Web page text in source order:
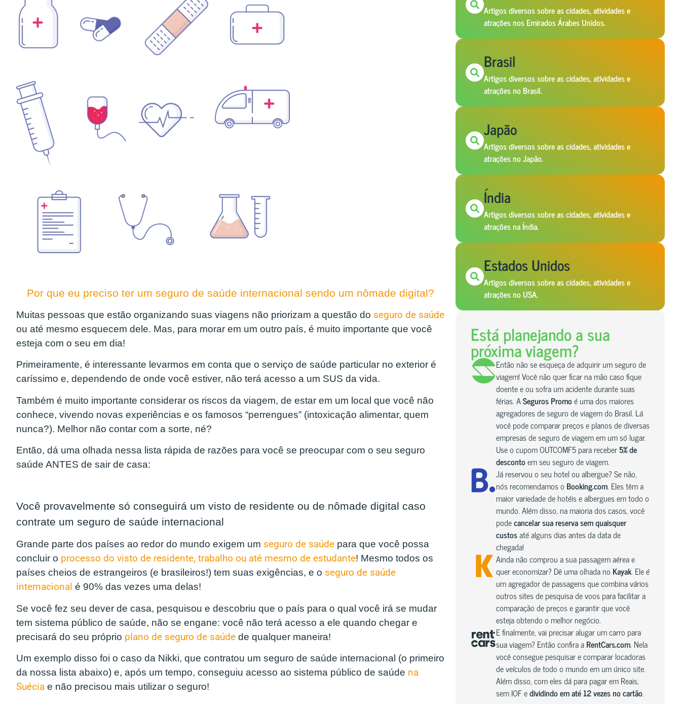
Por que eu preciso ter um seguro de saúde internacional sendo um nômade digital?
Muitas pessoas que estão organizando suas viagens não priorizam a questão do seguro de saúde
ou até mesmo esquecem dele. Mas, para morar em um outro país, é muito importante que você
esteja com o seu em dia!
Primeiramente, é interessante levarmos em conta que o serviço de saúde particular no exterior é
caríssimo e, dependendo de onde você estiver, não terá acesso a um SUS da vida.
Também é muito importante considerar os riscos da viagem, de estar em um local que você não
conhece, vivendo novas experiências e os famosos “perrengues” (intoxicação alimentar, quem
nunca?). Melhor não contar com a sorte, né?
Então, dá uma olhada nessa lista rápida de razões para você se preocupar com o seu seguro
saúde ANTES de sair de casa:
Você provavelmente só conseguirá um visto de residente ou de nômade digital caso
contrate um seguro de saúde internacional
Grande parte dos países ao redor do mundo exigem um seguro de saúde para que você possa
concluir o processo do visto de residente, trabalho ou até mesmo de estudante! Mesmo todos os
países cheios de estrangeiros (e brasileiros!) tem suas exigências, e o seguro de saúde
internacional é 90% das vezes uma delas!
Se você fez seu dever de casa, pesquisou e descobriu que o país para o qual você irá se mudar
tem sistema público de saúde, não se engane: você não terá acesso a ele quando chegar e
precisará do seu próprio plano de seguro de saúde de qualquer maneira!
Um exemplo disso foi o caso da Nikki, que contratou um seguro de saúde internacional (o primeiro
da nossa lista abaixo) e, após um tempo, conseguiu acesso ao sistema público de saúde na
Suécia e não precisou mais utilizar o seguro!
Artigos diversos sobre as cidades, atividades e
atrações nos Emirados Árabes Unidos.
Brasil
Artigos diversos sobre as cidades, atividades e
atrações no Brasil.
Japão
Artigos diversos sobre as cidades, atividades e
atrações no Japão.
Índia
Artigos diversos sobre as cidades, atividades e
atrações na Índia.
Estados Unidos
Artigos diversos sobre as cidades, atividades e
atrações no USA.
Está planejando a sua
próxima viagem?
Então não se esqueça de adquirir um seguro de
viagem! Você não quer ficar na mão caso fique
doente e ou sofra um acidente durante suas
férias. ASeguros Promoé uma dos maiores
agregadores de seguro de viagem do Brasil. Lá
você pode comparar preços e planos de diversas
empresas de seguro de viagem em um só lugar.
Use o cupom OUTCOMF5 para receber5% de
descontoem seu seguro de viagem.
Já reservou o seu hotel ou albergue? Se não,
nós recomendamos o Booking.com. Eles têm a
maior variedade de hotéis e albergues em todo o
mundo. Além disso, na maioria dos casos, você
podecancelar sua reserva sem quaisquer
custosaté alguns dias antes da data de
chegada!
Ainda não comprou a sua passagem aérea e
quer economizar? Dê uma olhada no Kayak. Ele é
um agregador de passagens que combina vários
outros sites de pesquisa de voos para facilitar a
comparação de preços e garantir que você
esteja obtendo o melhor negócio.
E finalmente, vai precisar alugar um carro para
sua viagem? Então confira aRentCars.com. Nela
você consegue pesquisar e comparar locadoras
de veículos de todo o mundo em um único site.
Além disso, com eles dá para pagar em Reais,
sem IOF edividindo em até 12 vezes no cartão.